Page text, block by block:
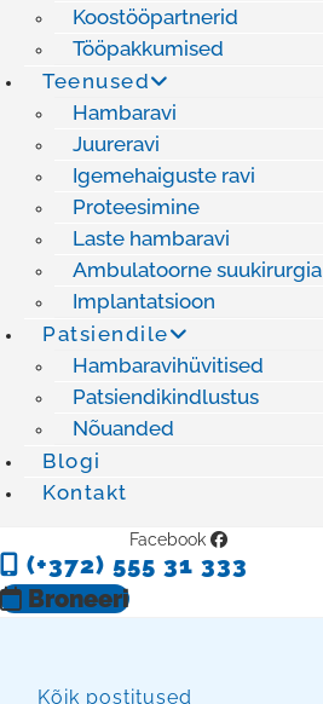
Koostööpartnerid
Tööpakkumised
Teenused
Hambaravi
Juureravi
Igemehaiguste ravi
Proteesimine
Laste hambaravi
Ambulatoorne suukirurgia
Implantatsioon
Patsiendile
Hambaravihüvitised
Patsiendikindlustus
Nõuanded
Blogi
Kontakt
Facebook
(+372) 555 31 333
Broneeri
Kõik postitused